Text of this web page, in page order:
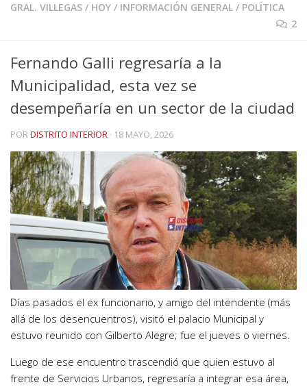
GRAL. VILLEGAS / HOY / INFORMACIÓN GENERAL / POLÍTICA
2
Fernando Galli regresaría a la
Municipalidad, esta vez se
desempeñaría en un sector de la ciudad
PORDISTRITO INTERIOR · 18 MAYO, 2026
Días pasados el ex funcionario, y amigo del intendente (más
allá de los desencuentros), visitó el palacio Municipal y
estuvo reunido con Gilberto Alegre; fue el jueves o viernes.
Luego de ese encuentro trascendió que quien estuvo al
frente de Servicios Urbanos, regresaría a integrar esa área,